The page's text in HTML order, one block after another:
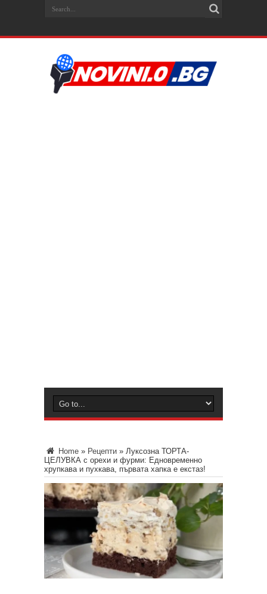
Home » Рецепти » Луксозна ТОРТА-
ЦЕЛУВКА с орехи и фурми: Едновременно
хрупкава и пухкава, първата хапка е екстаз!